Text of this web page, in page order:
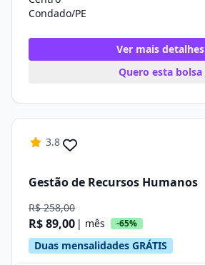
Condado/PE
Ver mais detalhes
Quero esta bolsa
3.8
Gestão de Recursos Humanos
R$ 258,00
R$ 89,00 | mês -65%
Duas mensalidades GRÁTIS